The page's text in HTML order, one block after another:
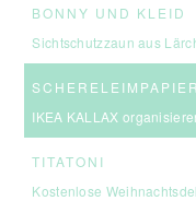
BONNY UND KLEID
Sichtschutzzaun aus Lärche
SCHERELEIMPAPIER
IKEA KALLAX
TITATONI
Kostenlose Weihnachtsdeko zum